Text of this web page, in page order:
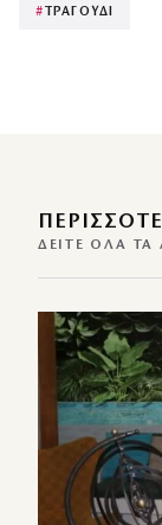
# ΤΡΑΓΟΥΔΙ
ΔΕΊΤΕ ΌΛΑ ΤΑ